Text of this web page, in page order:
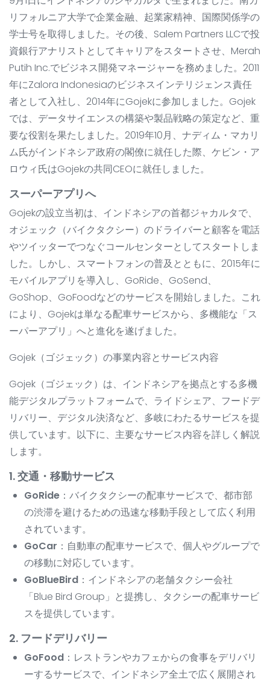
リフォルニア大学で企業金融、起業家精神、国際関係学の
学士号を取得しました。その後、Salem Partners LLCで投
資銀行アナリストとしてキャリアをスタートさせ、Merah
Putih Inc.でビジネス開発マネージャーを務めました。2011
年にZalora Indonesiaのビジネスインテリジェンス責任
者として入社し、2014年にGojekに参加しました。Gojek
では、データサイエンスの構築や製品戦略の策定など、重
要な役割を果たしました。2019年10月、ナディム・マカリ
ム氏がインドネシア政府の閣僚に就任した際、ケビン・ア
ロウィ氏はGojekの共同CEOに就任しました。
スーパーアプリへ
Gojekの設立当初は、インドネシアの首都ジャカルタで、
オジェック（バイクタクシー）のドライバーと顧客を電話
やツイッターでつなぐコールセンターとしてスタートしま
した。しかし、スマートフォンの普及とともに、2015年に
モバイルアプリを導入し、GoRide、GoSend、
GoShop、GoFoodなどのサービスを開始しました。これ
により、Gojekは単なる配車サービスから、多機能な「ス
ーパーアプリ」へと進化を遂げました。
Gojek（ゴジェック）の事業内容とサービス内容
Gojek（ゴジェック）は、インドネシアを拠点とする多機
能デジタルプラットフォームで、ライドシェア、フードデ
リバリー、デジタル決済など、多岐にわたるサービスを提
供しています。以下に、主要なサービス内容を詳しく解説
します。
1. 交通・移動サービス
GoRide ：バイクタクシーの配車サービスで、都市部
の渋滞を避けるための迅速な移動手段として広く利用
されています。
GoCar ：自動車の配車サービスで、個人やグループで
の移動に対応しています。
GoBlueBird ：インドネシアの老舗タクシー会社
「Blue Bird Group」と提携し、タクシーの配車サービ
スを提供しています。
2. フードデリバリー
GoFood ：レストランやカフェからの食事をデリバリ
ーするサービスで、インドネシア全土で広く展開され